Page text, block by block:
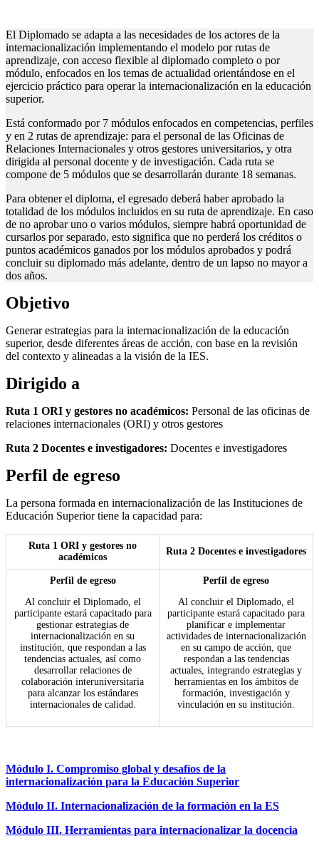
El Diplomado se adapta a las necesidades de los actores de la
internacionalización implementando el modelo por rutas de
aprendizaje, con acceso flexible al diplomado completo o por
módulo, enfocados en los temas de actualidad orientándose en el
ejercicio práctico para operar la internacionalización en la educación
superior.
Está conformado por 7 módulos enfocados en competencias, perfiles
y en 2 rutas de aprendizaje: para el personal de las Oficinas de
Relaciones Internacionales y otros gestores universitarios, y otra
dirigida al personal docente y de investigación. Cada ruta se
compone de 5 módulos que se desarrollarán durante 18 semanas.
Para obtener el diploma, el egresado deberá haber aprobado la
totalidad de los módulos incluidos en su ruta de aprendizaje. En caso
de no aprobar uno o varios módulos, siempre habrá oportunidad de
cursarlos por separado, esto significa que no perderá los créditos o
puntos académicos ganados por los módulos aprobados y podrá
concluir su diplomado más adelante, dentro de un lapso no mayor a
dos años.
Objetivo
Generar estrategias para la internacionalización de la educación
superior, desde diferentes áreas de acción, con base en la revisión
del contexto y alineadas a la visión de la IES.
Dirigido a
Ruta 1 ORI y gestores no académicos: Personal de las oficinas de
relaciones internacionales (ORI) y otros gestores
Ruta 2 Docentes e investigadores: Docentes e investigadores
Perfil de egreso
La persona formada en internacionalización de las Instituciones de
Educación Superior tiene la capacidad para:
Ruta 1 ORI y gestores no
académicos
Ruta 2 Docentes e investigadores
Perfil de egreso
Al concluir el Diplomado, el
participante estará capacitado para
gestionar estrategias de
internacionalización en su
institución, que respondan a las
tendencias actuales, así como
desarrollar relaciones de
colaboración interuniversitaria
para alcanzar los estándares
internacionales de calidad.
Perfil de egreso
Al concluir el Diplomado, el
participante estará capacitado para
planificar e implementar
actividades de internacionalización
en su campo de acción, que
respondan a las tendencias
actuales, integrando estrategias y
herramientas en los ámbitos de
formación, investigación y
vinculación en su institución.
Módulo I. Compromiso global y desafíos de la
internacionalización para la Educación Superior
Módulo II. Internacionalización de la formación en la ES
Módulo III. Herramientas para internacionalizar la docencia